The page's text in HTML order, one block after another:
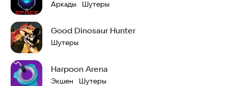
Аркады · Шутеры
Good Dinosaur Hunter
Шутеры
Harpoon Arena
Экшен · Шутеры